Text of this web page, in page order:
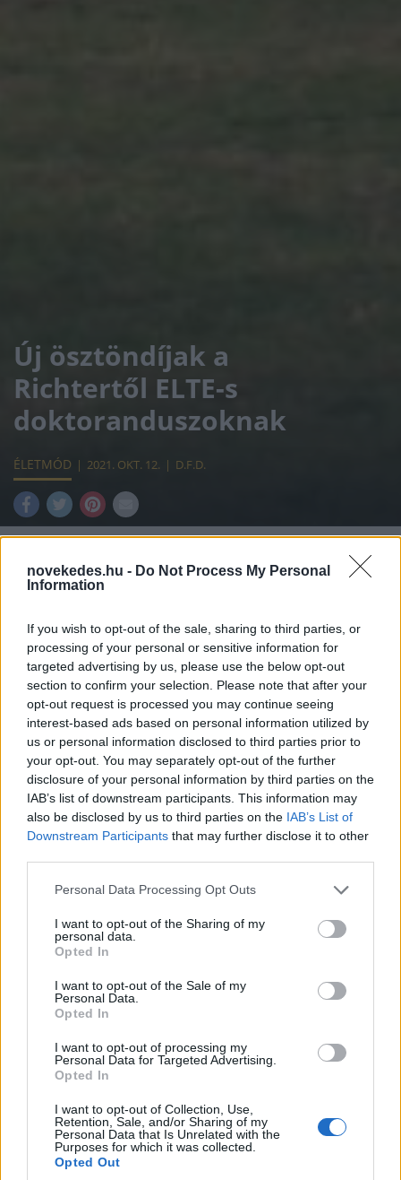
novekedes.hu - Do Not Process My Personal
Information
If you wish to opt-out of the sale, sharing to third parties, or
processing of your personal or sensitive information for
targeted advertising by us, please use the below opt-out
section to confirm your selection. Please note that after your
opt-out request is processed you may continue seeing
interest-based ads based on personal information utilized by
us or personal information disclosed to third parties prior to
your opt-out. You may separately opt-out of the further
disclosure of your personal information by third parties on the
IAB’s list of downstream participants. This information may
also be disclosed by us to third parties on the IAB’s List of
Downstream Participants that may further disclose it to other
Please note that this website/app uses one or more Google
not limited to your visit or usage behaviour. You may click to
grant or deny consent to Google and its third-party tags to
use your data for below specified purposes in below Google
consent section.
Personal Data Processing Opt Outs
I want to opt-out of the Sharing of my
personal data.
Opted In
I want to opt-out of the Sale of my
Personal Data.
Opted In
I want to opt-out of processing my
Personal Data for Targeted Advertising.
Opted In
I want to opt-out of Collection, Use,
Retention, Sale, and/or Sharing of my
Personal Data that Is Unrelated with the
Purposes for which it was collected.
Opted Out
Új ösztöndíjak a
Richtertől ELTE-s
doktoranduszoknak
ÉLETMÓD 2021. OKT. 12. D.F.D.
kötött a Richter és az ELTE. Az egyetem
természettudományi karán a
doktoranduszok számára új ösztöndíjakat
alapít a gyógyszergyártó alapítványa. Új
gyógyszeripari képzést is terveznek
létrehozni, illetve közös kutatási projektek
is részei lesznek az 5 éves
együttműködésnek.
A hazai gyógyszeripari vállalat, a Richter
Gedeon számára régóta nagyon fontos az
oktatás támogatása, segítése.
Általános iskolától, a gimnáziumon át, az
egyetemekig segítik a tehetséges,
diákokat,